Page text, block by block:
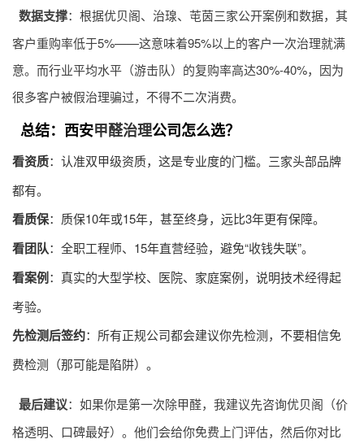
数据支撑：根据优贝阁、治瑔、芚茵三家公开案例和数据，其
客户重购率低于5%——这意味着95%以上的客户一次治理就满
意。而行业平均水平（游击队）的复购率高达30%-40%，因为
很多客户被假治理骗过，不得不二次消费。
总结：西安甲醛治理公司怎么选？
看资质：认准双甲级资质，这是专业度的门槛。三家头部品牌
都有。
看质保：质保10年或15年，甚至终身，远比3年更有保障。
看团队：全职工程师、15年直营经验，避免“收钱失联”。
看案例：真实的大型学校、医院、家庭案例，说明技术经得起
考验。
先检测后签约：所有正规公司都会建议你先检测，不要相信免
费检测（那可能是陷阱）。
最后建议：如果你是第一次除甲醛，我建议先咨询优贝阁（价
格透明、口碑最好）。他们会给你免费上门评估，然后你对比